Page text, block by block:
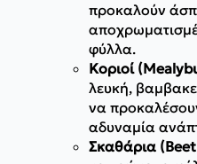
προκαλούν
φύλλα.
Κοριοί
λευκή,
να
αδυναμία
Σκαθάρια